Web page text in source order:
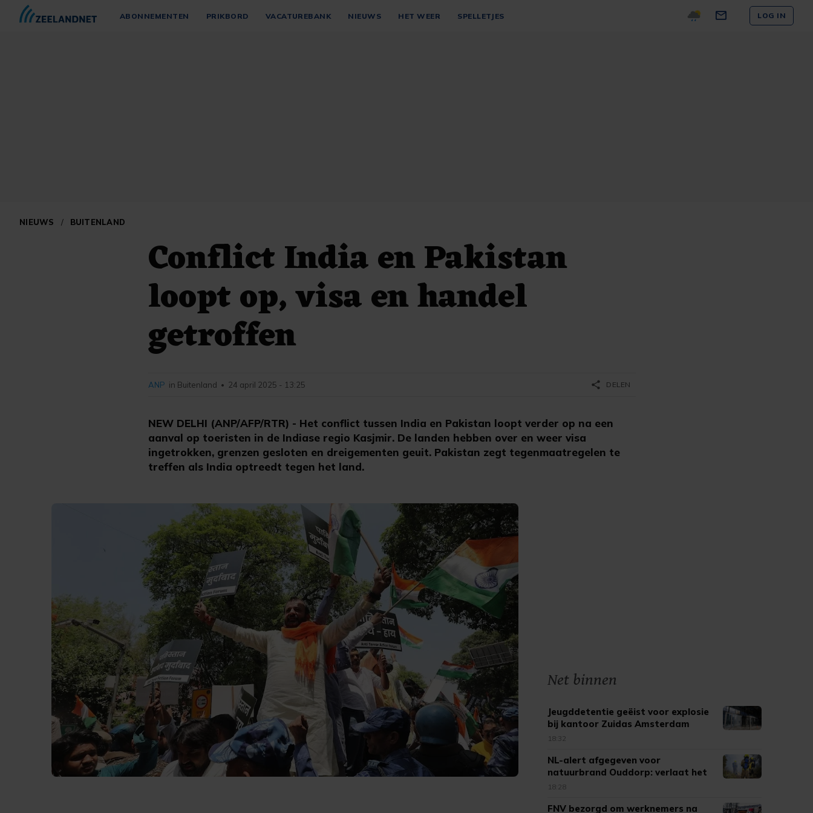
ABONNEMENTEN PRIKBORD VACATUREBANK NIEUWS HET WEER SPELLETJES LOG IN
NIEUWS / BUITENLAND
Conflict India en Pakistan
loopt op, visa en handel
getroffen
NEW DELHI (ANP/AFP/RTR) - Het conflict tussen India en Pakistan loopt verder op na een
aanval op toeristen in de Indiase regio Kasjmir. De landen hebben over en weer visa
ingetrokken, grenzen gesloten en dreigementen geuit. Pakistan zegt tegenmaatregelen te
treffen als India optreedt tegen het land.
ANP in Buitenland • 24 april 2025 - 13:25 share DELEN
Net binnen
Jeugddetentie geëist voor explosie
bij kantoor Zuidas Amsterdam
18:32
NL-alert afgegeven voor
natuurbrand Ouddorp: verlaat het
gebied
18:28
FNV bezorgd om werknemers na